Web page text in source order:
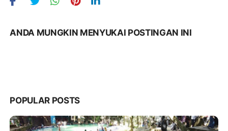
ANDA MUNGKIN MENYUKAI POSTINGAN INI
POPULAR POSTS